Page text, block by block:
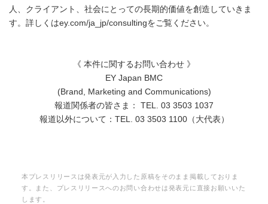
人、クライアント、社会にとっての長期的価値を創造していきま
す。詳しくはey.com/ja_jp/consultingをご覧ください。
《 本件に関するお問い合わせ 》
EY Japan BMC
(Brand, Marketing and Communications)
報道関係者の皆さま： TEL. 03 3503 1037
報道以外について：TEL. 03 3503 1100（大代表）
本プレスリリースは発表元が入力した原稿をそのまま掲載しておりま
す。また、プレスリリースへのお問い合わせは発表元に直接お願いいた
します。